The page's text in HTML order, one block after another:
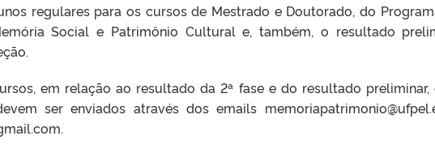
regulares para os cursos de Mestrado e Doutorado, do
Social e Patrimônio Cultural e, também, o resultado
em relação ao resultado da 2ª fase e do resultado preliminar,
ser enviados através dos emails